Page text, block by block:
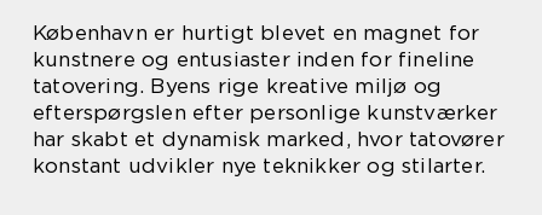
København er hurtigt blevet en magnet for
kunstnere og entusiaster inden for fineline
tatovering. Byens rige kreative miljø og
efterspørgslen efter personlige kunstværker
har skabt et dynamisk marked, hvor tatovører
konstant udvikler nye teknikker og stilarter.